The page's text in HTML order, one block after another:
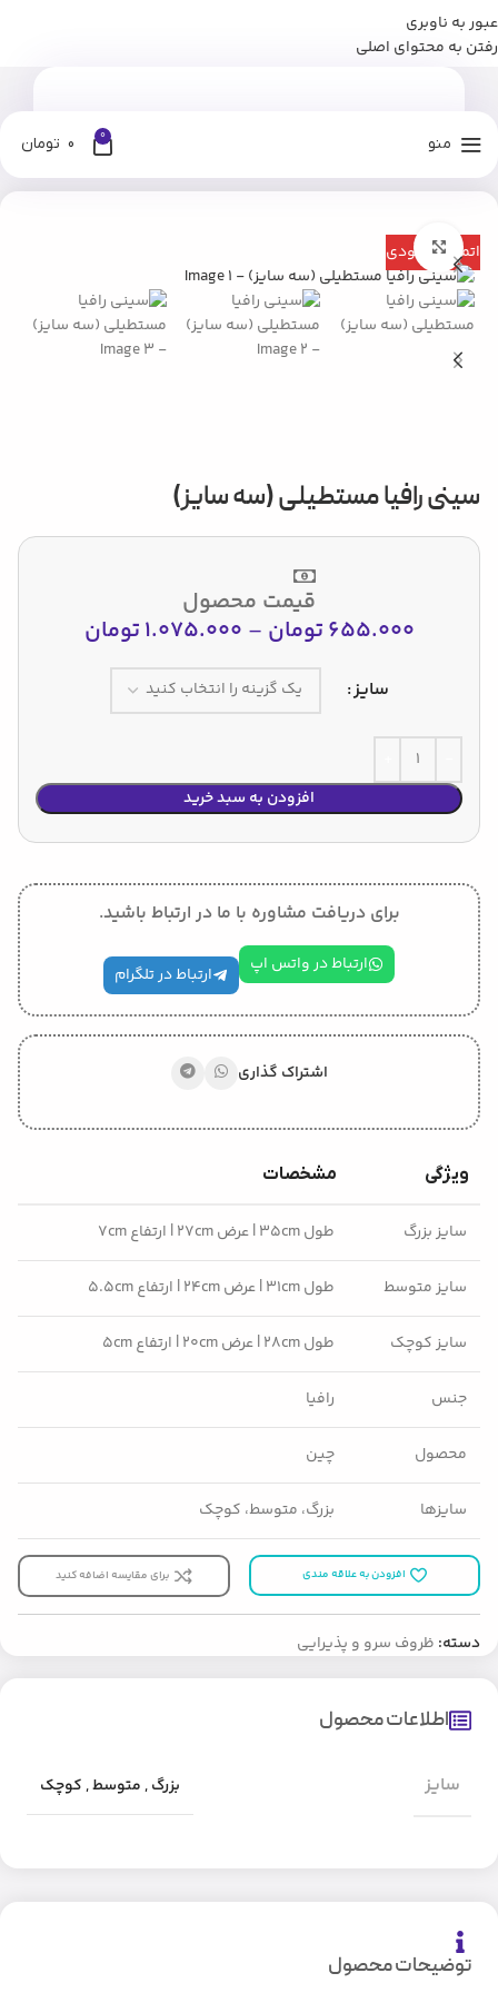
عبور به ناوبری
رفتن به محتوای اصلی
منو 0
0 تومان
اتمام موجودیبزرگنمایی تصویر
سینی رافیا مستطیلی (سه سایز)
قیمت محصول
655.000تومان –
1.075.000تومان
سایز
افزودن به سبد خرید
برای دریافت مشاوره با ما در ارتباط باشید.
ارتباط در واتس اپ ارتباط در تلگرام
اشتراک گذاری
ویژگی مشخصات
سایز بزرگ طول ۳۵cm | عرض ۲۷cm | ارتفاع ۷cm
سایز متوسط طول ۳۱cm | عرض ۲۴cm | ارتفاع ۵.۵cm
سایز کوچک طول ۲۸cm | عرض ۲۰cm | ارتفاع ۵cm
جنس رافیا
محصول چین
سایزها بزرگ، متوسط، کوچک
افزودن به علاقه مندی برای مقایسه اضافه کنید
دسته: ظروف سرو و پذیرایی
توضیحات محصول
اطلاعات محصول
سایز بزرگ,متوسط,کوچک
برای وارد شدن به کانال بله نومان گلیک کنید